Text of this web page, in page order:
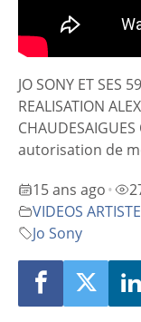
JO SONY ET SES
REALISATION
autorisation de
15 ans ago •
VIDEOS
Jo Sony